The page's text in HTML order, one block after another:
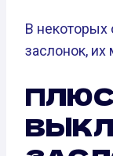
В некоторых
заслонок,